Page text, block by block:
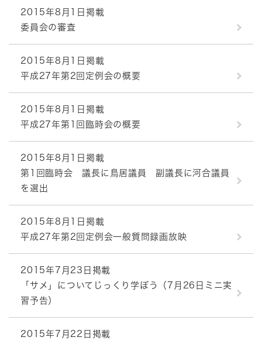
2015年8月1日掲載
委員会の審査
2015年8月1日掲載
平成27年第2回定例会の概要
2015年8月1日掲載
平成27年第1回臨時会の概要
2015年8月1日掲載
第1回臨時会 議長に鳥居議員 副議長に河合議員
を選出
2015年8月1日掲載
平成27年第2回定例会一般質問録画放映
2015年7月23日掲載
「サメ」についてじっくり学ぼう（7月26日ミニ実
習予告）
2015年7月22日掲載